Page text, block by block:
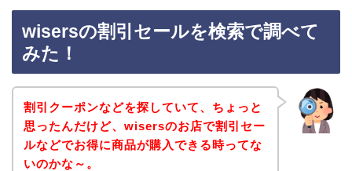
wisersの割引セールを検索で調べて
みた！
割引クーポンなどを探していて、ちょっと
思ったんだけど、wisersのお店で割引セー
ルなどでお得に商品が購入できる時ってな
いのかな～。